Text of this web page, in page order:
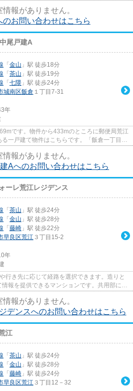
報がありません。
のお問い合わせはこちら
尾戸建A
「 金山 」駅 徒歩18分
「 茶山 」駅 徒歩19分
「 七隈 」駅 徒歩24分
城南区飯倉 １丁目7-31
年
です。物件から433mのところに郵便局荒江
一戸建て物件はこちらです。「飯倉一丁目中
報がありません。
Aへのお問い合わせはこちら
ーレ荒江レジデンス
「 茶山 」駅 徒歩24分
「 金山 」駅 徒歩28分
「 藤崎 」駅 徒歩22分
早良区荒江 ３丁目15-2
年
行き先に応じて経路を選択できます。造りと
報を提供できるマンションです。共用部には
報がありません。
デンスへのお問い合わせはこちら
江
「 茶山 」駅 徒歩24分
「 金山 」駅 徒歩28分
「 藤崎 」駅 徒歩24分
早良区荒江 ３丁目12－32